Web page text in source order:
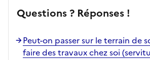
Questions ? Réponses !
Peut-on passer sur le terrain de
faire des travaux chez soi